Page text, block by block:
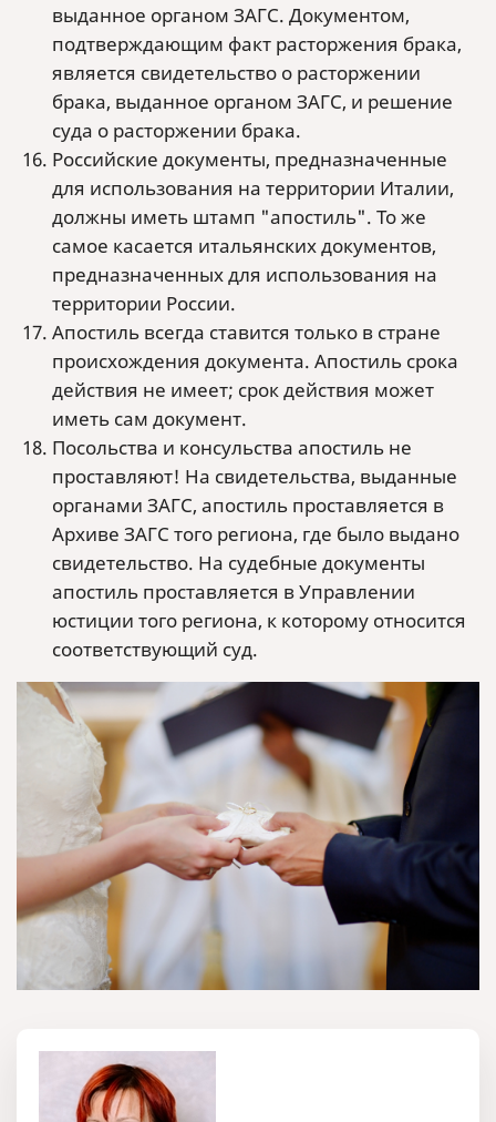
выданное органом ЗАГС. Документом,
подтверждающим факт расторжения брака,
является свидетельство о расторжении
брака, выданное органом ЗАГС, и решение
суда о расторжении брака.
Российские документы, предназначенные
для использования на территории Италии,
должны иметь штамп "апостиль". То же
самое касается итальянских документов,
предназначенных для использования на
территории России.
Апостиль всегда ставится только в стране
происхождения документа. Апостиль срока
действия не имеет; срок действия может
иметь сам документ.
Посольства и консульства апостиль не
проставляют! На свидетельства, выданные
органами ЗАГС, апостиль проставляется в
Архиве ЗАГС того региона, где было выдано
свидетельство. На судебные документы
апостиль проставляется в Управлении
юстиции того региона, к которому относится
соответствующий суд.